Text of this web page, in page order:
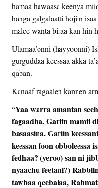
hamaa hawaasa keenya
hanga galgalaatti hojiin
malee wanta biraa kan hin
Ulamaa’onni (hayyoonni)
gurguddaa keessaa akka
qaban.
Kanaaf ragaalen kannen
“Yaa warra amantan
fagaadha. Gariin mamii
basaasina. Gariin
keessan foon obboleessa
fedhaa? (yeroo) san ni
nyaachu feetani?)
tawbaa qeebalaa,